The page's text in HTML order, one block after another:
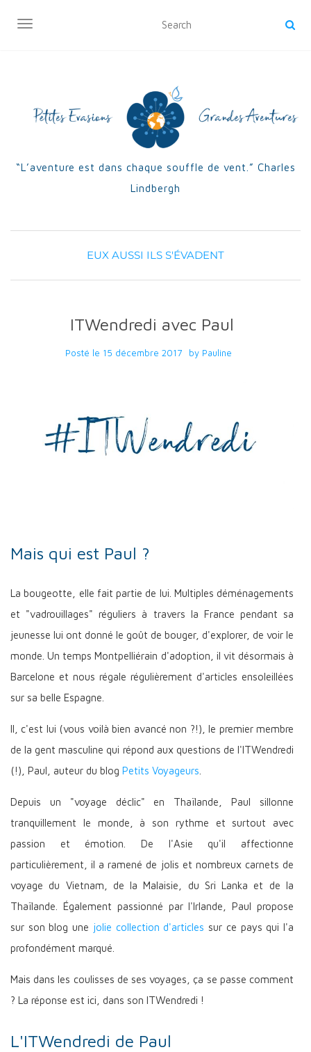
OUVRIR/FERMER LA NAVIGATION
“L’aventure est dans chaque souffle de vent.” Charles
Lindbergh
EUX AUSSI ILS S'ÉVADENT
ITWendredi avec Paul
Posté le 15 décembre 2017 by Pauline
Mais qui est Paul ?
La bougeotte, elle fait partie de lui. Multiples déménagements
et "vadrouillages" réguliers à travers la France pendant sa
jeunesse lui ont donné le goût de bouger, d'explorer, de voir le
monde. Un temps Montpelliérain d'adoption, il vit désormais à
Barcelone et nous régale régulièrement d'articles ensoleillées
sur sa belle Espagne.
Il, c'est lui (vous voilà bien avancé non ?!), le premier membre
de la gent masculine qui répond aux questions de l'ITWendredi
(!), Paul, auteur du blog Petits Voyageurs
Depuis un "voyage déclic" en Thaïlande, Paul sillonne
tranquillement le monde, à son rythme et surtout avec
passion et émotion. De l'Asie qu'il affectionne
particulièrement, il a ramené de jolis et nombreux carnets de
voyage du Vietnam, de la Malaisie, du Sri Lanka et de la
Thaïlande. Également passionné par l'Irlande, Paul propose
sur son blog une jolie collection d'articles sur ce pays qui l'a
profondément marqué.
Mais dans les coulisses de ses voyages, ça se passe comment
? La réponse est ici, dans son ITWendredi !
L'ITWendredi de Paul